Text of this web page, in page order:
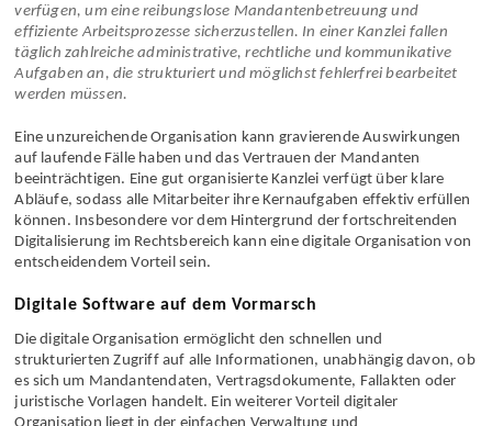
Eine Anwaltskanzlei muss über eine effiziente Organisation
verfügen, um eine reibungslose Mandantenbetreuung und
effiziente Arbeitsprozesse sicherzustellen. In einer Kanzlei fallen
täglich zahlreiche administrative, rechtliche und kommunikative
werden müssen.
Eine unzureichende Organisation kann gravierende Auswirkungen
auf laufende Fälle haben und das Vertrauen der Mandanten
beeinträchtigen. Eine gut organisierte Kanzlei verfügt über klare
Abläufe, sodass alle Mitarbeiter ihre Kernaufgaben effektiv erfüllen
können. Insbesondere vor dem Hintergrund der fortschreitenden
entscheidendem Vorteil sein.
Digitale Software auf dem Vormarsch
Die digitale Organisation ermöglicht den schnellen und
strukturierten Zugriff auf alle Informationen, unabhängig davon, ob
es sich um Mandantendaten, Vertragsdokumente, Fallakten oder